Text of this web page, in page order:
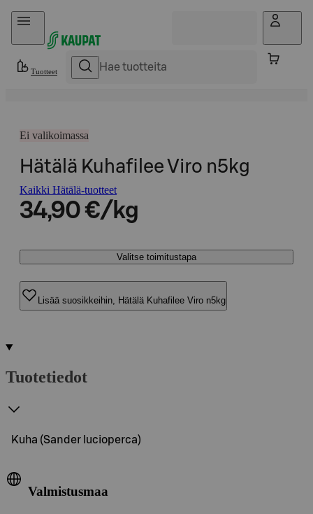
Hyppää sisältöön
Tuotteet
Ei valikoimassa
Hätälä Kuhafilee Viro n5kg
Kaikki Hätälä-tuotteet
34,90 €/kg
Valitse toimitustapa
Lisää suosikkeihin, Hätälä Kuhafilee Viro n5kg
Tuotetiedot
Kuha (Sander lucioperca)
Valmistusmaa